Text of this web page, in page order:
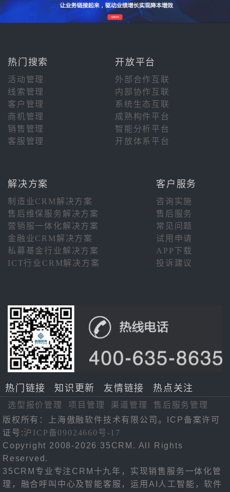
热门搜索 开放平台
活动管理
外部合作互联
线索管理
内部协作互联
客户管理
系统生态互联
商机管理
成熟构件平台
销售管理
智能分析平台
客服管理
开放体系平台
解决方案 客户服务
制造业CRM解决方案
咨询实施
售后维保服务解决方案
售后服务
营销服一体化解决方案
常见问题
金融业CRM解决方案
试用申请
私募基金行业解决方案
APP下载
ICT行业CRM解决方案
投诉建议
热门链接 知识更新 友情链接 热点关注
选型报价管理 项目管理 渠道管理
售后服务管理
版权所有：上海傲融软件技术有限公司。ICP备案许可
证号:沪ICP备09024660号-17
Copyright 2008-2026 35CRM. All Rights
Reserved.
35CRM专业专注CRM十九年，实现销售服务一体化管
理，融合呼叫中心及智能客服，运用AI人工智能，软件